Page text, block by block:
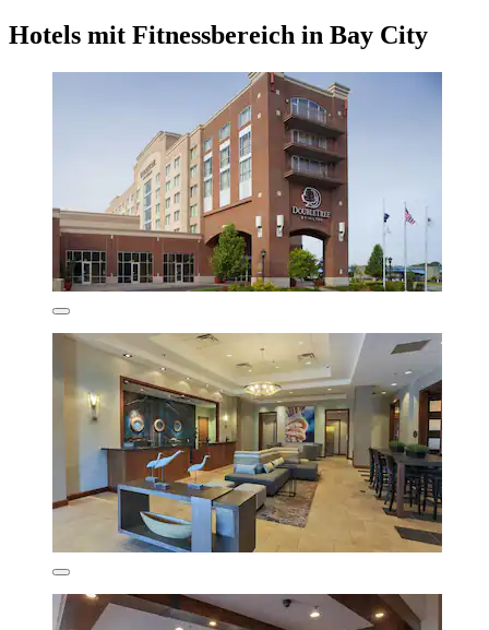
Hotels mit Fitnessbereich in Bay City